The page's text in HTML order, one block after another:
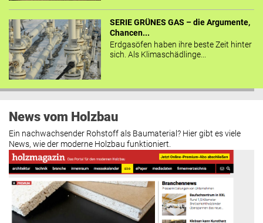
SERIE GRÜNES GAS – die Argumente,
Chancen...
Erdgasöfen haben ihre beste Zeit hinter
sich. Als Klimaschädlinge...
News vom Holzbau
Ein nachwachsender Rohstoff als Baumaterial? Hier gibt es viele
News, wie der moderne Holzbau funktioniert.